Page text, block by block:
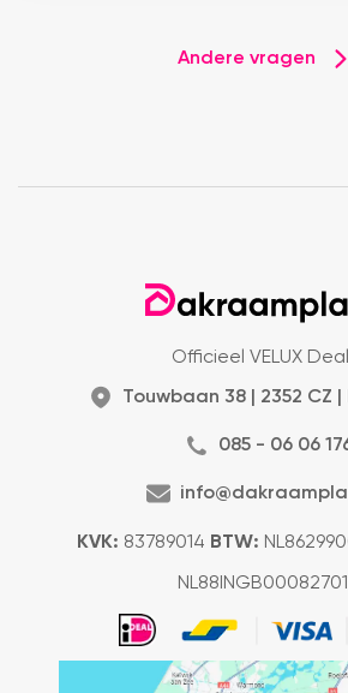
Andere vragen
Officieel VELUX
Touwbaan 38 | 2352 CZ
085 - 06 06
KVK: 83789014 BTW: